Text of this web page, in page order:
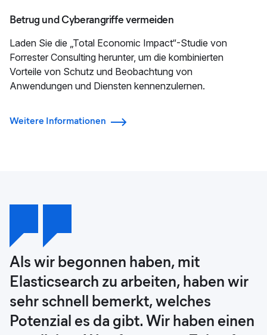
Betrug und Cyberangriffe vermeiden
Laden Sie die „Total Economic Impact“-Studie von
Forrester Consulting herunter, um die kombinierten
Vorteile von Schutz und Beobachtung von
Anwendungen und Diensten kennenzulernen.
Weitere Informationen
Als wir begonnen haben, mit
Elasticsearch zu arbeiten, haben wir
sehr schnell bemerkt, welches
Potenzial es da gibt. Wir haben einen
Der Elastic Stack ist das Rückgrat
unserer digitalen Transformation und
ermöglicht uns Visibility in Entel als
Ganzes.
Wir können jetzt neue und
unterschiedliche Möglichkeiten zur
Erkundung unserer Daten nutzen
und benötigen dazu nur eine einzige
Es kommt nicht oft vor, dass sich
Vertrieb und Marketing darin einig
sind, der IT sämtliche
Herzenswünsche zu erfüllen. Aber